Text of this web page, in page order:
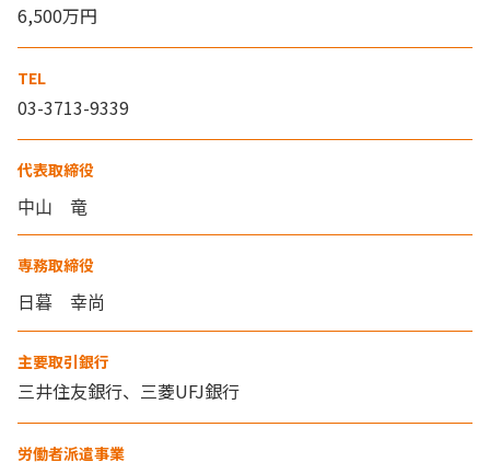
6,500万円
TEL
03-3713-9339
代表取締役
専務取締役
主要取引銀行
三井住友銀行、三菱UFJ銀行
労働者派遣事業